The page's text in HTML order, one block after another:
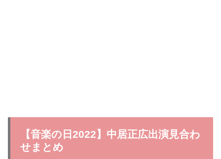
【音楽の日2022】中居正広出演見合わ
せまとめ